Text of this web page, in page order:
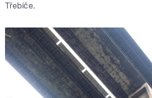
Třebíče.